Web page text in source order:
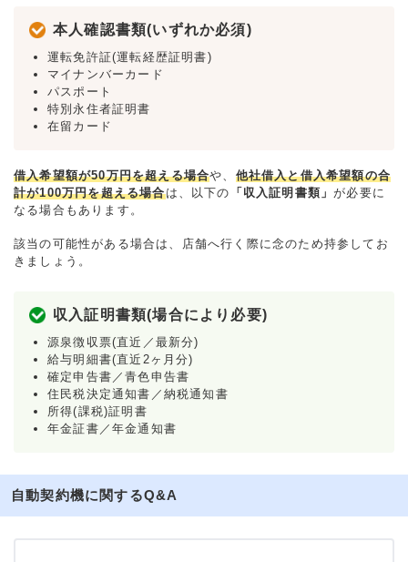
本人確認書類(いずれか必須)
運転免許証(運転経歴証明書)
マイナンバーカード
パスポート
特別永住者証明書
在留カード
借入希望額が50万円を超える場合や、 他社借入と借入希望額の合
計が100万円を超える場合は、以下の 「収入証明書類」が必要に
なる場合もあります。
該当の可能性がある場合は、店舗へ行く際に念のため持参してお
きましょう。
収入証明書類(場合により必要)
源泉徴収票(直近／最新分)
給与明細書(直近2ヶ月分)
確定申告書／青色申告書
住民税決定通知書／納税通知書
所得(課税)証明書
年金証書／年金通知書
自動契約機に関するQ&A